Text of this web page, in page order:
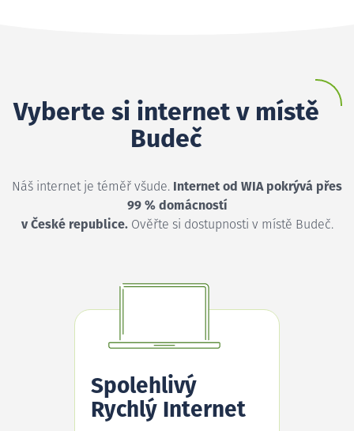
Vyberte si internet v místě
Budeč
Náš internet je téměř všude. Internet od WIA pokrývá přes
99 % domácností
v České republice.Ověřte si dostupnosti v místě Budeč.
Spolehlivý
Rychlý Internet